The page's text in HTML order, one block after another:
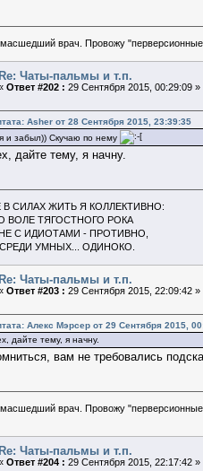
врач. Провожу
Re: Чаты-пальмы и т.п.
Ответ #202 : 29 Сентября 2015, 00:29:09 »
Asher от 28 Сентября 2015, 23:39:35
и забыл)) Скучаю по нему
дайте тему, я начну.
В СИЛАХ ЖИТЬ Я КОЛЛЕКТИВНО:
ВОЛЕ ТЯГОСТНОГО РОКА
С ИДИОТАМИ - ПРОТИВНО,
УМНЫХ... ОДИНОКО.
Re: Чаты-пальмы и т.п.
Ответ #203 : 29 Сентября 2015, 22:09:42 »
Алекс Мэрсер от 29 Сентября 2015,
дайте тему, я начну.
вам не требовались
врач. Провожу
Re: Чаты-пальмы и т.п.
Ответ #204 : 29 Сентября 2015, 22:17:42 »